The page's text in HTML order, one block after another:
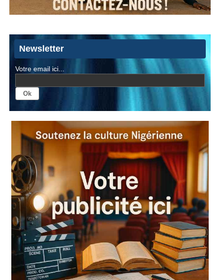
Newsletter
Votre email ici...